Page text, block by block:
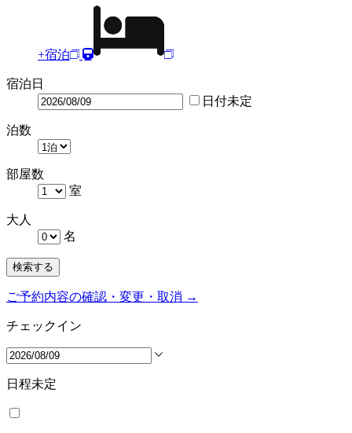
+宿泊
宿泊日
日付未定
泊数
部屋数
室
大人
名
検索する
ご予約内容の確認・変更・取消 →
チェックイン
日程未定